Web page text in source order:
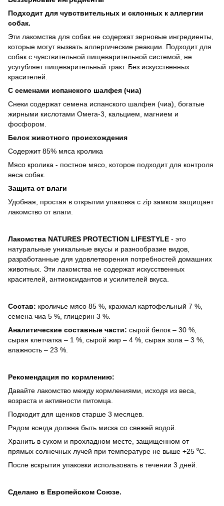
Подходит для чувствительных и склонных к аллергии
собак.
Эти лакомства для собак не содержат зерновые ингредиенты,
которые могут вызвать аллергические реакции. Подходит для
собак с чувствительной пищеварительной системой, не
усугубляет пищеварительный тракт. Без искусственных
красителей.
С семенами испанского шалфея (чиа)
Снеки содержат семена испанского шалфея (чиа), богатые
жирными кислотами Омега-3, кальцием, магнием и
фосфором.
Белок животного происхождения
Содержит 85% мяса кролика
Мясо кролика - постное мясо, которое подходит для контроля
веса собак.
Защита от влаги
Удобная, простая в открытии упаковка с zip замком защищает
лакомство от влаги.
Лакомства NATURES PROTECTION LIFESTYLE - это
натуральные уникальные вкусы и разнообразие видов,
разработанные для удовлетворения потребностей домашних
животных. Эти лакомства не содержат искусственных
красителей, антиоксидантов и усилителей вкуса.
Состав: кроличье мясо 85 %, крахмал картофельный 7 %,
семена чиа 5 %, глицерин 3 %.
Аналитические составные части: сырой белок – 30 %,
сырая клетчатка – 1 %, сырой жир – 4 %, сырая зола – 3 %,
влажность – 23 %.
Рекомендация по кормлению:
Давайте лакомство между кормлениями, исходя из веса,
возраста и активности питомца.
Подходит для щенков старше 3 месяцев.
Рядом всегда должна быть миска со свежей водой.
Хранить в сухом и прохладном месте, защищенном от
прямых солнечных лучей при температуре не выше +25 ⁰C.
После вскрытия упаковки использовать в течении 3 дней.
Сделано в Европейском Союзе.